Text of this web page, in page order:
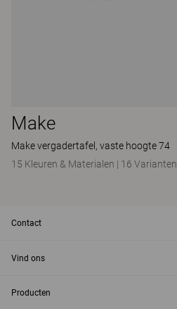
Make
Make vergadertafel, vaste hoogte 74
15 Kleuren & Materialen | 16 Varianten
Contact
Vind ons
Producten